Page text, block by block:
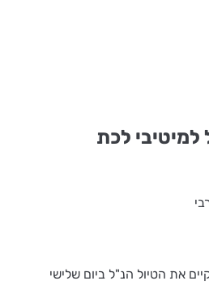
למיטיבי לכת
את הטיול הנ"ל ביום שלישי